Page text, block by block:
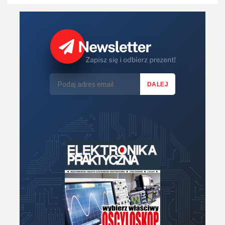
Konkursy
LED/LCD/OLED
Mechatronika
Mikrokontrolery (MCV,μC)
Optoelektronika
Podstawy elektroniki
Podzespoły bierne
Półprzewodniki
Pomiary i testy